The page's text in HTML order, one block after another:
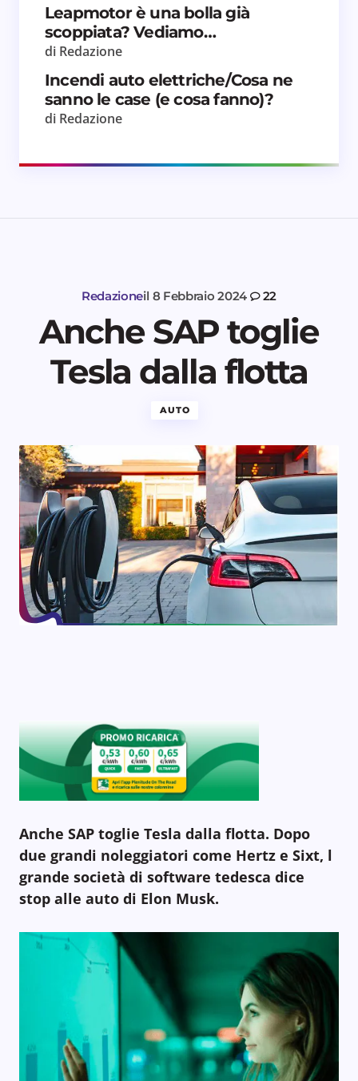
Invia commento
Leapmotor è una bolla già
scoppiata? Vediamo…
di Redazione
Incendi auto elettriche/Cosa ne
sanno le case (e cosa fanno)?
di Redazione
Redazioneil 8 Febbraio 2024 22
Anche SAP toglie
Tesla dalla flotta
AUTO
Anche SAP toglie Tesla dalla flotta. Dopo
due grandi noleggiatori come Hertz e Sixt, l
grande società di software tedesca dice
stop alle auto di Elon Musk.